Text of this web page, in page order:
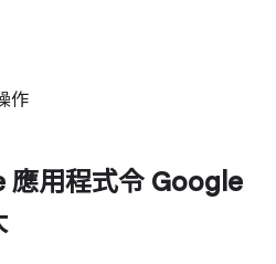
作
用程式令 Google